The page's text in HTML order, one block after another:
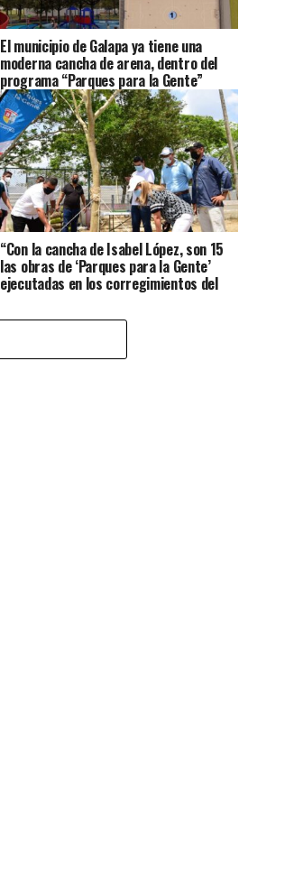
El municipio de Galapa ya tiene una
moderna cancha de arena, dentro del
programa “Parques para la Gente”
“Con la cancha de Isabel López, son 15
las obras de ‘Parques para la Gente’
ejecutadas en los corregimientos del